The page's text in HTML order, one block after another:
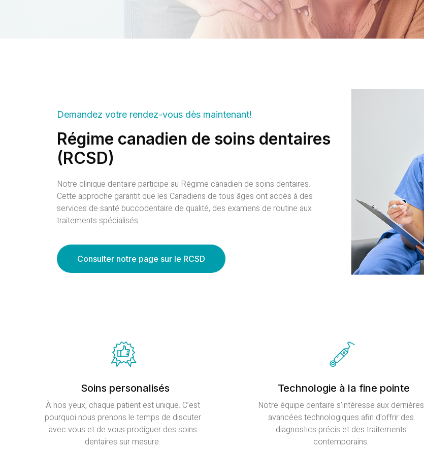
Demandez votre rendez-vous dès maintenant!
Régime canadien de soins dentaires
(RCSD)
Notre clinique dentaire participe au Régime canadien de soins dentaires.
Cette approche garantit que les Canadiens de tous âges ont accès à des
services de santé buccodentaire de qualité, des examens de routine aux
traitements spécialisés.
Consulter notre page sur le RCSD
Soins personalisés
À nos yeux, chaque patient est unique. C’est
pourquoi nous prenons le temps de discuter
avec vous et de vous prodiguer des soins
dentaires sur mesure.
Technologie à la fine pointe
Notre équipe dentaire s'intéresse aux dernières
avancées technologiques afin d'offrir des
diagnostics précis et des traitements
contemporains.